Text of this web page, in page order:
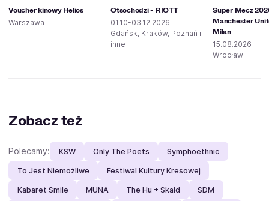
Voucher kinowy Helios
Warszawa
Otsochodzi - RIOTT
01.10-03.12.2026
Gdańsk, Kraków, Poznań i
inne
Super Mecz
Manchester
Milan
15.08.2026
Wrocław
Zobacz też
Polecamy: KSW Only The Poets Symphoethnic
To Jest Niemożliwe Festiwal Kultury Kresowej
Kabaret Smile MUNA The Hu + Skald SDM